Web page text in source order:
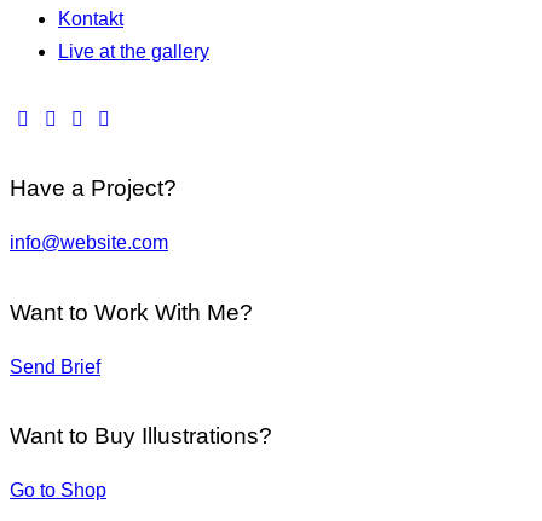
Kontakt
Live at the gallery
Have a Project?
info@website.com
Want to Work With Me?
Send Brief
Want to Buy Illustrations?
Go to Shop